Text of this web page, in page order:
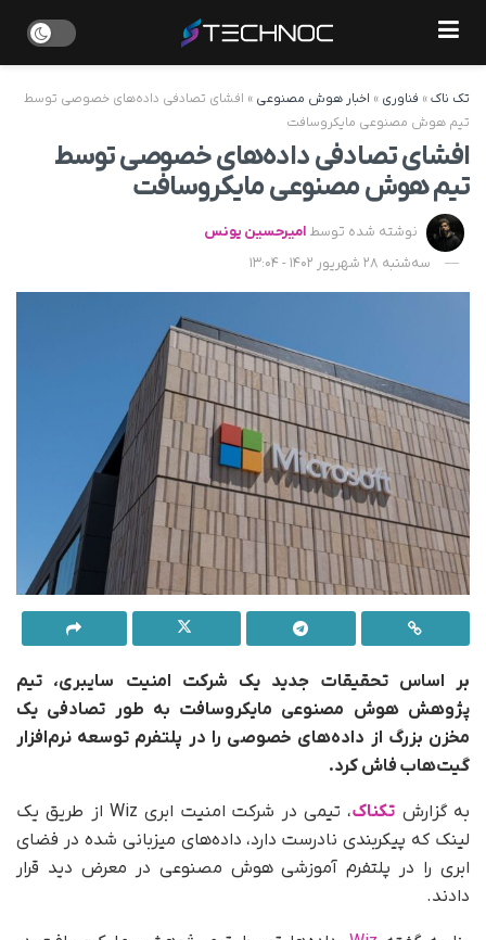
تک ناک» فناوری » اخبار هوش مصنوعی » افشای تصادفی داده‌های خصوصی توسط
تیم هوش مصنوعی مایکروسافت
افشای تصادفی داده‌های خصوصی توسط
تیم هوش مصنوعی مایکروسافت
نوشته شده توسط امیرحسین یونس
سه‌شنبه 28 شهریور 1402 - 13:04
بر اساس تحقیقات جدید یک شرکت امنیت سایبری، تیم
پژوهش هوش مصنوعی مایکروسافت به طور تصادفی یک
مخزن بزرگ از داده‌های خصوصی را در پلتفرم توسعه نرم‌افزار
گیت‌هاب فاش کرد.
به گزارش تکناک
، تیمی در شرکت امنیت ابری Wiz از طریق یک
لینک که پیکربندی نادرست دارد، داده‌های میزبانی شده در فضای
ابری را در پلتفرم آموزشی هوش مصنوعی در معرض دید قرار
دادند.